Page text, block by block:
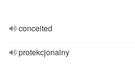
conceited
protekcjonalny